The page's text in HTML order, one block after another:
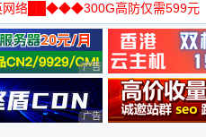
网络██◆◆◆300G高防仅需599元
广告 商业广告，理性选择
广告 商业广告，理性选择